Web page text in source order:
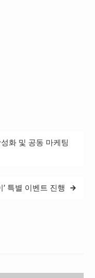
화 및 공동 마케팅
특별 이벤트 진행